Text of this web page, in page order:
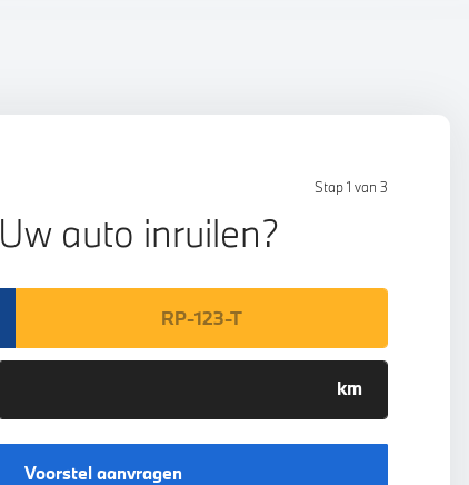
Stap 1 van 3
Uw auto inruilen?
Voorstel aanvragen